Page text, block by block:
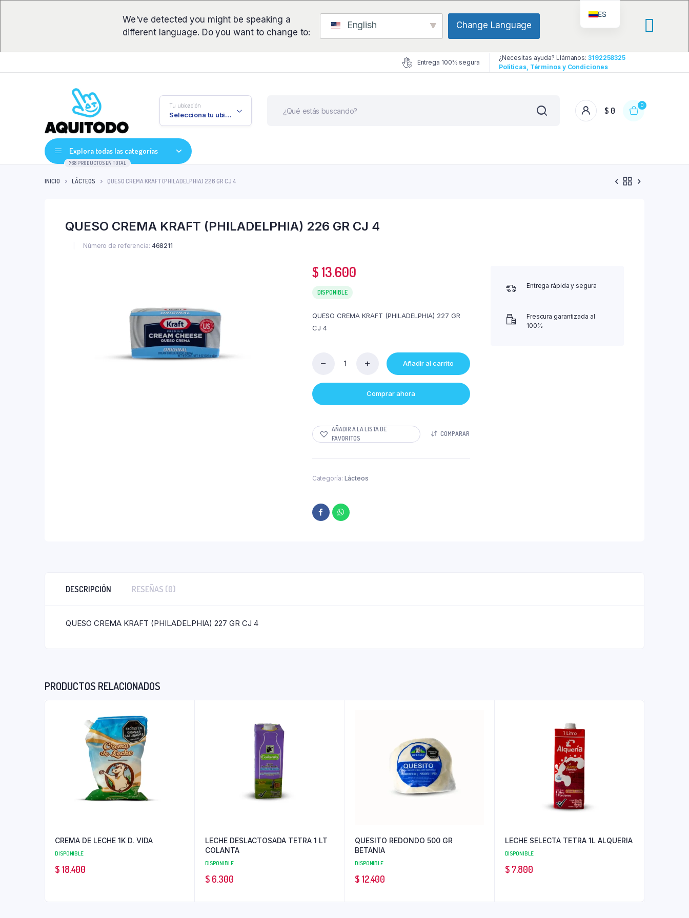
We've detected you might be speaking a
different language. Do you want to change to:
English Change Language
Entrega 100% segura
¿Necesitas ayuda? Llámanos: 3192258325
Politicas, Términos y Condiciones
Tu ubicación
Selecciona tu ubicación $ 0
0
Explora todas las categorías
768 PRODUCTOS EN TOTAL
INICIO LÁCTEOS QUESO CREMA KRAFT (PHILADELPHIA) 226 GR CJ 4
QUESO CREMA KRAFT (PHILADELPHIA) 226 GR CJ 4
Número de referencia: 468211
$13.600
DISPONIBLE
QUESO CREMA KRAFT (PHILADELPHIA) 227 GR
CJ 4
CREMA
KRAFT
(PHILADELPHIA)
GR
CJ
Añadir al carrito
Comprar ahora
AÑADIR A LA LISTA DE
FAVORITOS
COMPARAR
Categoría: Lácteos
Entrega rápida y segura
Frescura garantizada al
100%
DESCRIPCIÓN RESEÑAS (0)
QUESO CREMA KRAFT (PHILADELPHIA) 227 GR CJ 4
PRODUCTOS RELACIONADOS
CREMA DE LECHE 1K D. VIDA
DISPONIBLE
$ 18.400
LECHE DESLACTOSADA TETRA 1 LT
COLANTA
DISPONIBLE
$ 6.300
QUESITO REDONDO 500 GR
BETANIA
DISPONIBLE
$ 12.400
LECHE SELECTA TETRA 1L ALQUERIA
DISPONIBLE
$ 7.800
ES